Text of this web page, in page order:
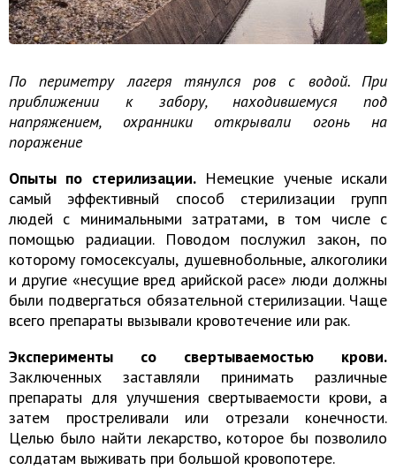
По периметру лагеря тянулся ров с водой. При
приближении к забору, находившемуся под
напряжением, охранники открывали огонь на
поражение
Опыты по стерилизации.Немецкие ученые искали
самый эффективный способ стерилизации групп
людей с минимальными затратами, в том числе с
помощью радиации. Поводом послужил закон, по
которому гомосексуалы, душевнобольные, алкоголики
и другие «несущие вред арийской расе» люди должны
были подвергаться обязательной стерилизации. Чаще
всего препараты вызывали кровотечение или рак.
Эксперименты со свертываемостью крови.
Заключенных заставляли принимать различные
препараты для улучшения свертываемости крови, а
затем простреливали или отрезали конечности.
Целью было найти лекарство, которое бы позволило
солдатам выживать при большой кровопотере.